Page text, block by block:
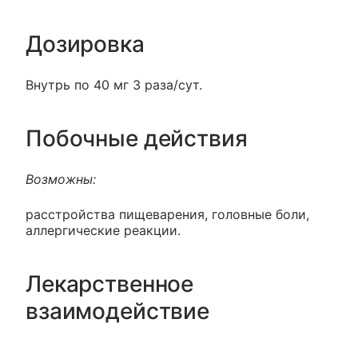
Дозировка
Внутрь по 40 мг 3 раза/сут.
Побочные действия
Возможны:
расстройства пищеварения, головные боли,
аллергические реакции.
Лекарственное
взаимодействие